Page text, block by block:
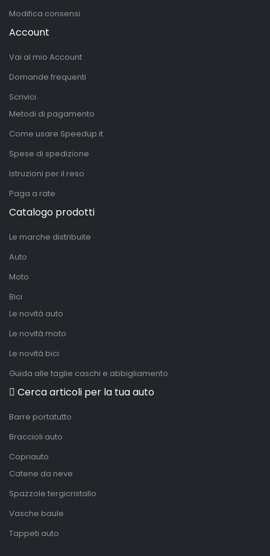
Modifica consensi
Account
Vai al mio Account
Domande frequenti
Scrivici
Metodi di pagamento
Come usare Speedup.it
Spese di spedizione
Istruzioni per il reso
Paga a rate
Catalogo prodotti
Le marche distribuite
Auto
Moto
Bici
Le novità auto
Le novità moto
Le novità bici
Guida alle taglie caschi e abbigliamento
Cerca articoli per la tua auto
Barre portatutto
Braccioli auto
Copriauto
Catene da neve
Spazzole tergicristallo
Vasche baule
Tappeti auto